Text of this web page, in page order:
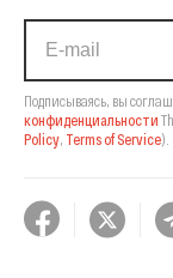
Подписываясь, вы
конфиденциальности
Policy Terms of Service).